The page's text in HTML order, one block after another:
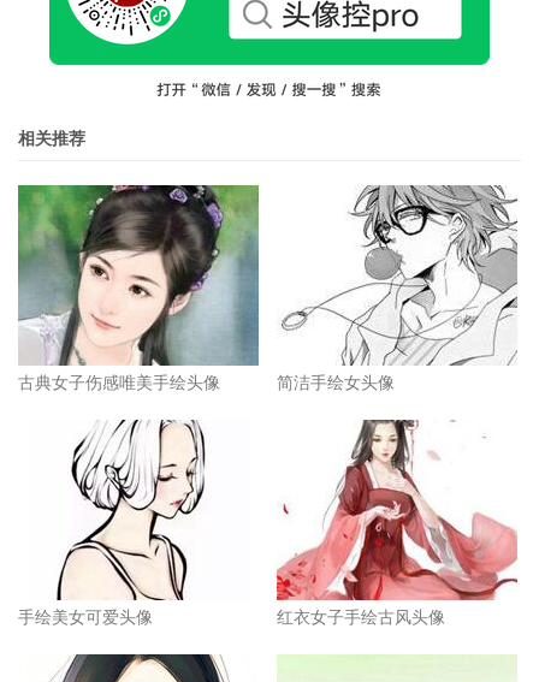
相关推荐
古典女子伤感唯美手绘头像 简洁手绘女头像
手绘美女可爱头像 红衣女子手绘古风头像